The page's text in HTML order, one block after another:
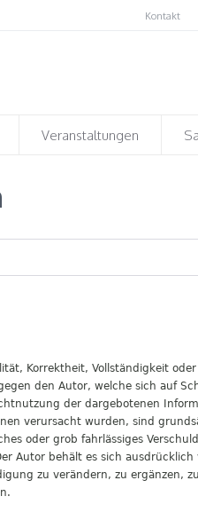
Kontakt
Veranstaltungen
Korrektheit, Vollständigkeit
den Autor, welche sich auf
der dargebotenen
verursacht wurden, sind
oder grob fahrlässiges
Autor behält es sich ausdrücklich
zu verändern, zu ergänzen,